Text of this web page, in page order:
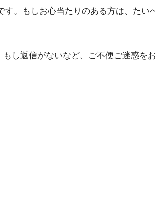
。もしお心当たりのある方は、たい
し返信がないなど、ご不便ご迷惑を